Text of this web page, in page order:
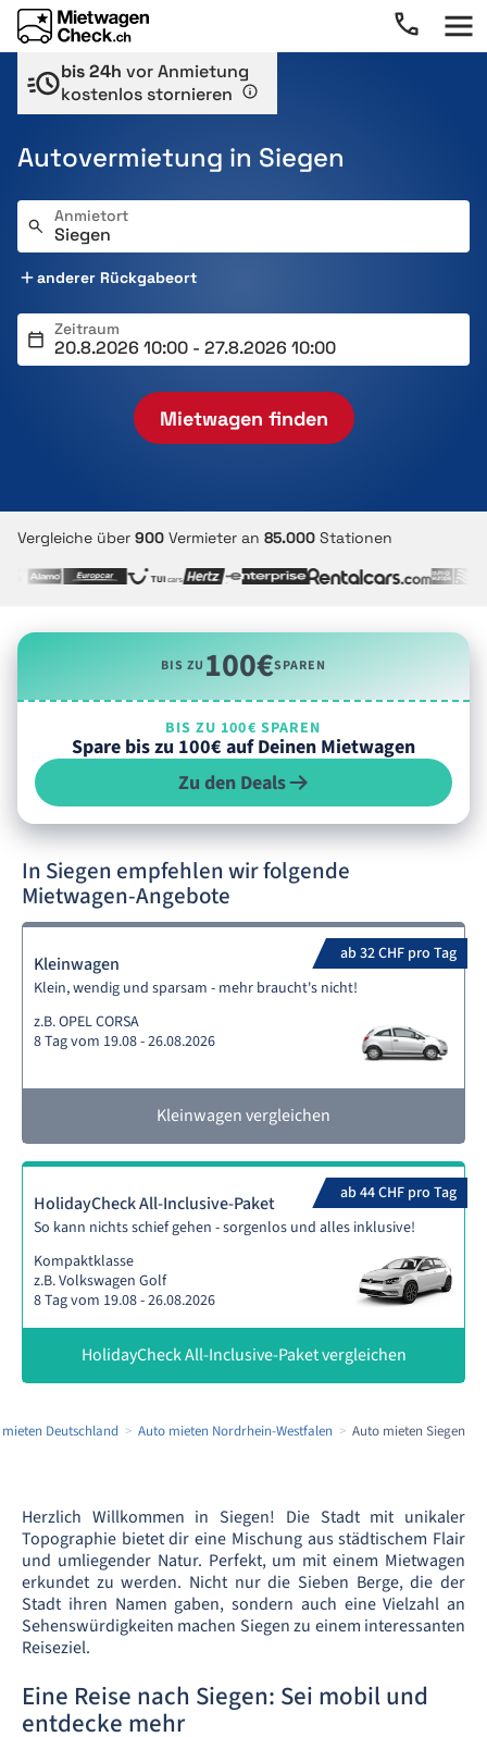
bis 24h vor Anmietung
kostenlos stornieren
Autovermietung in Siegen
Anmietort
anderer Rückgabeort
Zeitraum
Mietwagen finden
Vergleiche über 900 Vermieter an 85.000 Stationen
BIS ZU100€SPAREN
BIS ZU 100€ SPAREN
Spare bis zu 100€ auf Deinen Mietwagen
Zu den Deals
In Siegen empfehlen wir folgende
Mietwagen-Angebote
ab 32 CHF pro Tag
Kleinwagen
Klein, wendig und sparsam - mehr braucht's nicht!
z.B. OPEL CORSA
8 Tag vom 19.08 - 26.08.2026
Kleinwagen vergleichen
ab 44 CHF pro Tag
HolidayCheck All-Inclusive-Paket
So kann nichts schief gehen - sorgenlos und alles inklusive!
Kompaktklasse
z.B. Volkswagen Golf
8 Tag vom 19.08 - 26.08.2026
HolidayCheck All-Inclusive-Paket vergleichen
Deutschland Auto mieten Nordrhein-Westfalen Auto mieten Siegen
Herzlich Willkommen in Siegen! Die Stadt mit unikaler
Topographie bietet dir eine Mischung aus städtischem Flair
und umliegender Natur. Perfekt, um mit einem Mietwagen
erkundet zu werden. Nicht nur die Sieben Berge, die der
Stadt ihren Namen gaben, sondern auch eine Vielzahl an
Sehenswürdigkeiten machen Siegen zu einem interessanten
Reiseziel.
Eine Reise nach Siegen: Sei mobil und
entdecke mehr